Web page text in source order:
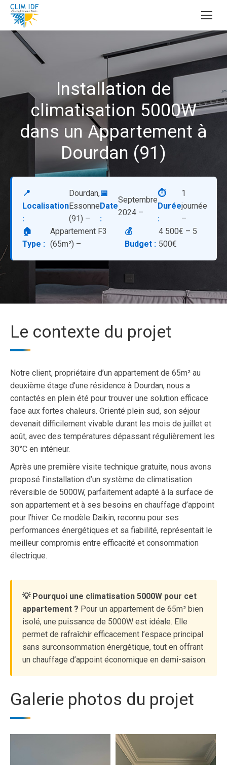
Installation de
climatisation 5000W
dans un Appartement à
Dourdan (91)
📍
Localisation
:
Dourdan,
Essonne
(91) –
📅
Date
:
Septembre
2024 –
⏱️
Durée
:
1
journée
–
🏠
Type :
Appartement F3
(65m²) –
💰
Budget :
4 500€ – 5
500€
Le contexte du projet
Notre client, propriétaire d’un appartement de 65m² au
deuxième étage d’une résidence à Dourdan, nous a
contactés en plein été pour trouver une solution efficace
face aux fortes chaleurs. Orienté plein sud, son séjour
devenait difficilement vivable durant les mois de juillet et
août, avec des températures dépassant régulièrement les
30°C en intérieur.
Après une première visite technique gratuite, nous avons
proposé l’installation d’un système de climatisation
réversible de 5000W, parfaitement adapté à la surface de
son appartement et à ses besoins en chauffage d’appoint
pour l’hiver. Ce modèle Daikin, reconnu pour ses
performances énergétiques et sa fiabilité, représentait le
meilleur compromis entre efficacité et consommation
électrique.
💡 Pourquoi une climatisation 5000W pour cet
appartement ? Pour un appartement de 65m² bien
isolé, une puissance de 5000W est idéale. Elle
permet de rafraîchir efficacement l’espace principal
sans surconsommation énergétique, tout en offrant
un chauffage d’appoint économique en demi-saison.
Galerie photos du projet